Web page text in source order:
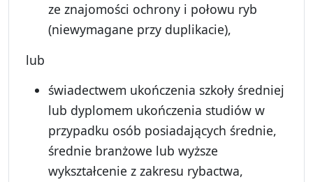
ze znajomości ochrony i połowu ryb
(niewymagane przy duplikacie),
lub
świadectwem ukończenia szkoły średniej
lub dyplomem ukończenia studiów w
przypadku osób posiadających średnie,
średnie branżowe lub wyższe
wykształcenie z zakresu rybactwa,